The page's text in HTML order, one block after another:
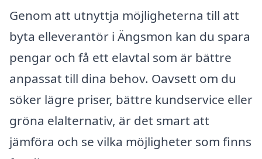
Genom att utnyttja möjligheterna till att
byta elleverantör i Ängsmon kan du spara
pengar och få ett elavtal som är bättre
anpassat till dina behov. Oavsett om du
söker lägre priser, bättre kundservice eller
gröna elalternativ, är det smart att
jämföra och se vilka möjligheter som finns